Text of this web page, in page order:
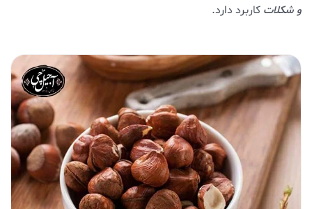
و شکلات کاربرد دارد.